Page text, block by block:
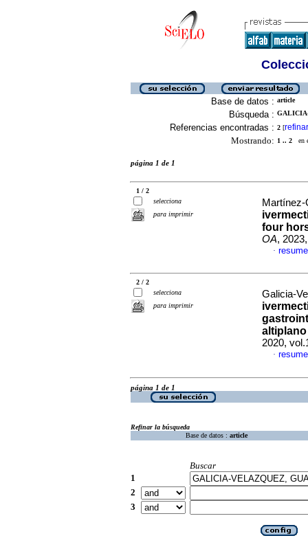
Base de datos : article
Búsqueda :
Referencias encontradas : 2 [refinar
Mostrando: 1 .. 2 en
página 1 de 1
1 / 2
selecciona
para imprimir
four
OA,
·
2 / 2
selecciona
para imprimir
Galicia-
2020,
·
página 1 de 1
Refinar la búsqueda
Base de datos : article
Buscar
1
2
3